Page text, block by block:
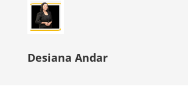
Desiana Andar